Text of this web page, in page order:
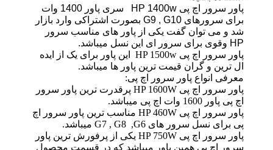
پاور سرور اچ پی HP 1400w سری پاور 1400 وات
برای سرورهای G9 , G10 بصورت اشتراکی وارد بازار
شد و می توان گفت یکی از پاور های مناسب سرور
HP وقوی برای سرور ای این نسل میباشد.
پاور سرور اچ پی HP 1500w این پاور برای یک از ایده
ال ترین و گران قیمت ترین پاور ها میباشد.
معرفی انواع پاور سرور اچ پی:
پاور سرور اچ پی HP 1600W پرقدرت ترین پاور سرور
اچ پی پاور 1600 وات اچ پی میباشد.
پاور سرور اچ پی HP 460W مناسب ترین پاور سرور اچ
پی برای نسل سرور های G7 , G8 ,G6 میباشد.
پاور سرور اچ پی HP 750W یکی از پرفورش ترین پاور
سرور اچ پی همین پاور میباشد که در قسمت محصول